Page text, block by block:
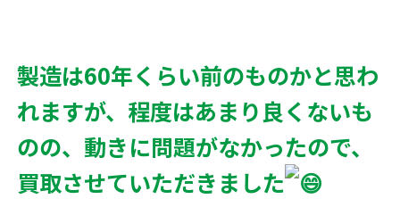
製造は60年くらい前のものかと思わ
れますが、程度はあまり良くないも
のの、動きに問題がなかったので、
買取させていただきました